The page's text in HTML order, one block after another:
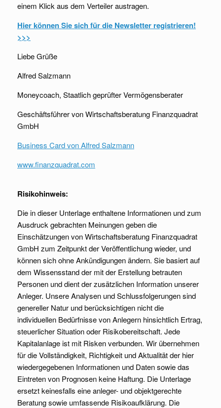
einem Klick aus dem Verteiler austragen.
Hier können Sie sich für die Newsletter registrieren!
>>>
Liebe Grüße
Alfred Salzmann
Moneycoach, Staatlich geprüfter Vermögensberater
Geschäftsführer von Wirtschaftsberatung Finanzquadrat
GmbH
Business Card von Alfred Salzmann
www.finanzquadrat.com
Risikohinweis:
Die in dieser Unterlage enthaltene Informationen und zum
Ausdruck gebrachten Meinungen geben die
Einschätzungen von Wirtschaftsberatung Finanzquadrat
GmbH zum Zeitpunkt der Veröffentlichung wieder, und
können sich ohne Ankündigungen ändern. Sie basiert auf
dem Wissensstand der mit der Erstellung betrauten
Personen und dient der zusätzlichen Information unserer
Anleger. Unsere Analysen und Schlussfolgerungen sind
genereller Natur und berücksichtigen nicht die
individuellen Bedürfnisse von Anlegern hinsichtlich Ertrag,
steuerlicher Situation oder Risikobereitschaft. Jede
Kapitalanlage ist mit Risken verbunden. Wir übernehmen
für die Vollständigkeit, Richtigkeit und Aktualität der hier
wiedergegebenen Informationen und Daten sowie das
Eintreten von Prognosen keine Haftung. Die Unterlage
ersetzt keinesfalls eine anleger- und objektgerechte
Beratung sowie umfassende Risikoaufklärung. Die